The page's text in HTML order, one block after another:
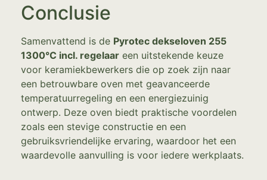
Conclusie
Samenvattend is de Pyrotec dekseloven 255
1300°C incl. regelaar een uitstekende keuze
voor keramiekbewerkers die op zoek zijn naar
een betrouwbare oven met geavanceerde
temperatuurregeling en een energiezuinig
ontwerp. Deze oven biedt praktische voordelen
zoals een stevige constructie en een
gebruiksvriendelijke ervaring, waardoor het een
waardevolle aanvulling is voor iedere werkplaats.